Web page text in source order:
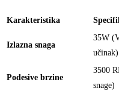
Karakteristika
Izlazna snaga
35W
učinak)
Podesive brzine
3500
snage)